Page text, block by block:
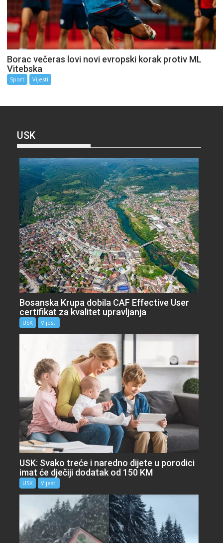
Borac večeras lovi novi evropski korak protiv ML
Vitebska
Sport Vijesti
USK
Bosanska Krupa dobila CAF Effective User
certifikat za kvalitet upravljanja
USK Vijesti
USK: Svako treće i naredno dijete u porodici
imat će dječiji dodatak od 150 KM
USK Vijesti